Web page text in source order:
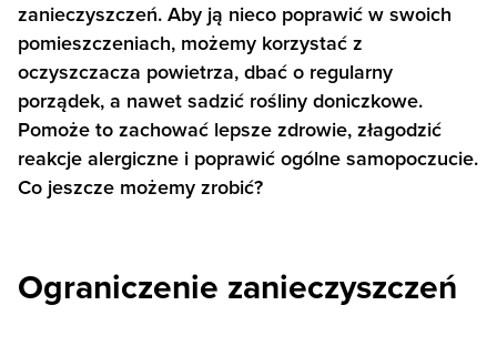
zanieczyszczeń. Aby ją nieco poprawić w swoich
pomieszczeniach, możemy korzystać z
oczyszczacza powietrza, dbać o regularny
porządek, a nawet sadzić rośliny doniczkowe.
Pomoże to zachować lepsze zdrowie, złagodzić
reakcje alergiczne i poprawić ogólne samopoczucie.
Co jeszcze możemy zrobić?
Ograniczenie zanieczyszczeń